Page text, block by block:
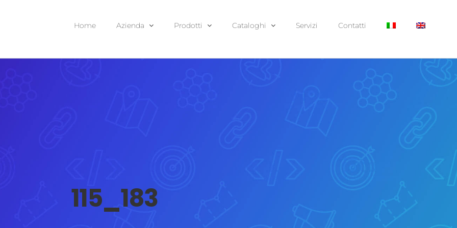
Home Azienda Prodotti Cataloghi Servizi Contatti
115_183